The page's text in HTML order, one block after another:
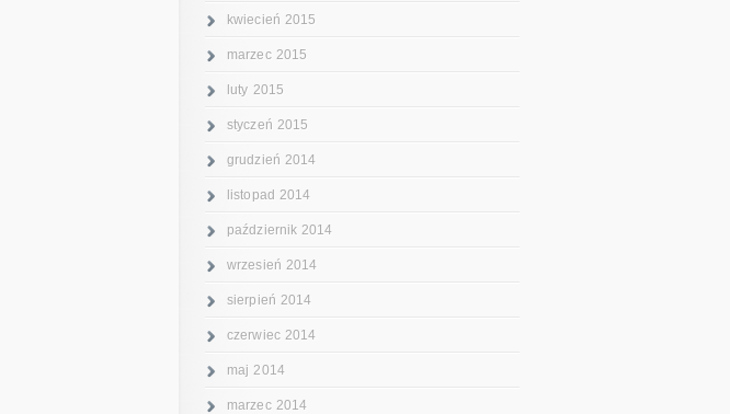
kwiecień 2015
marzec 2015
luty 2015
styczeń 2015
grudzień 2014
listopad 2014
październik 2014
wrzesień 2014
sierpień 2014
czerwiec 2014
maj 2014
marzec 2014